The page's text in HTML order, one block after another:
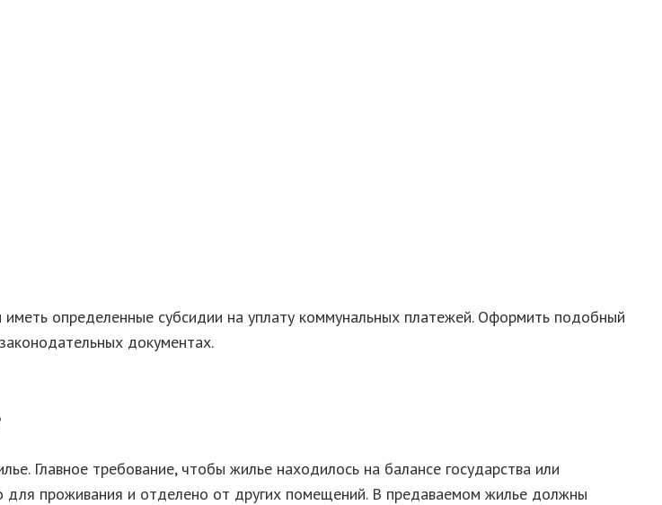
определенные субсидии на уплату коммунальных платежей. Оформить подобный
документах.
Главное требование, чтобы жилье находилось на балансе государства или
проживания и отделено от других помещений. В предаваемом жилье должны